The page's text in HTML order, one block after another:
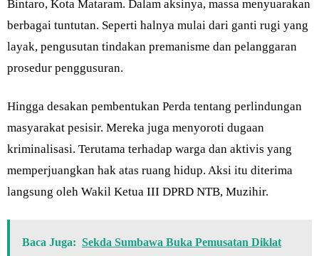
Bintaro, Kota Mataram. Dalam aksinya, massa menyuarakan
berbagai tuntutan. Seperti halnya mulai dari ganti rugi yang
layak, pengusutan tindakan premanisme dan pelanggaran
prosedur penggusuran.
Hingga desakan pembentukan Perda tentang perlindungan
masyarakat pesisir. Mereka juga menyoroti dugaan
kriminalisasi. Terutama terhadap warga dan aktivis yang
memperjuangkan hak atas ruang hidup. Aksi itu diterima
langsung oleh Wakil Ketua III DPRD NTB, Muzihir.
Baca Juga: Sekda Sumbawa Buka Pemusatan Diklat